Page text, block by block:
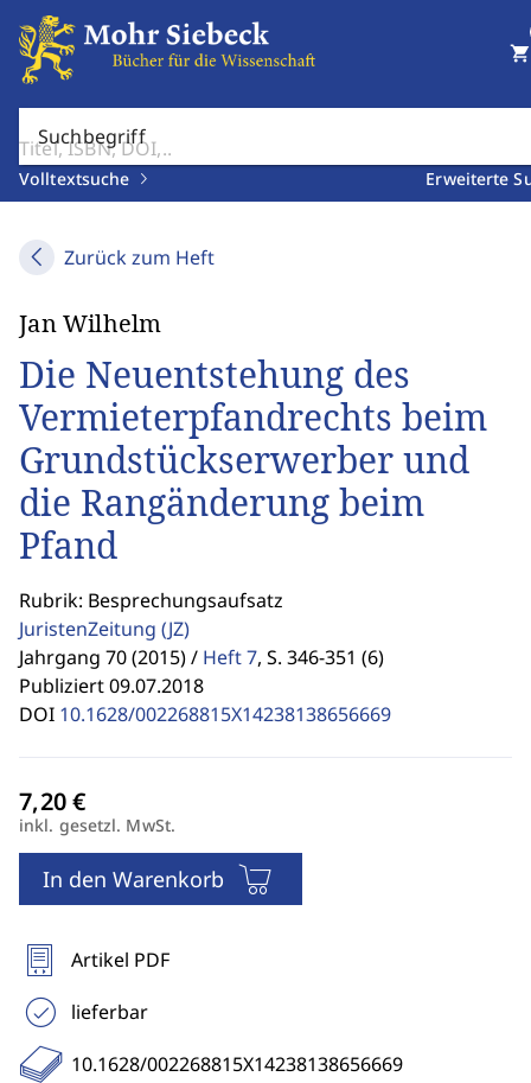
Suchbegriff
Volltextsuche Erweiterte
shopping_cart
Zurück zum Heft
Jan Wilhelm
Die Neuentstehung des
Vermieterpfandrechts beim
Grundstückserwerber und
die Rangänderung beim
Pfand
Rubrik: Besprechungsaufsatz
JuristenZeitung (JZ)
Jahrgang 70 (2015) / Heft 7, S. 346-351 (6)
Publiziert 09.07.2018
DOI 10.1628/002268815X14238138656669
inkl. gesetzl. MwSt.
In den Warenkorb
Artikel PDF
lieferbar
10.1628/002268815X14238138656669